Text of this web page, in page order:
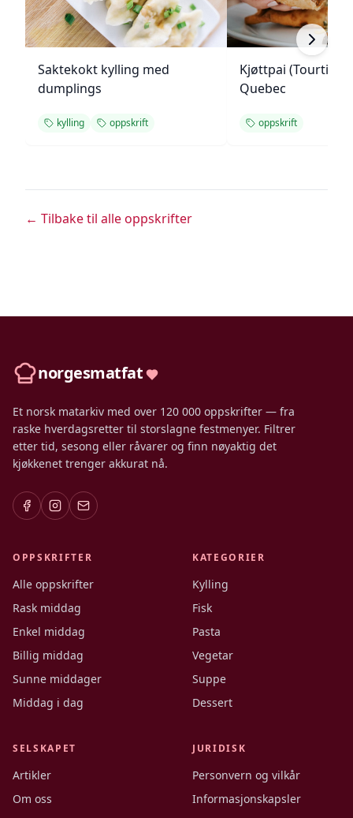
Saktekokt kylling med
dumplings
kylling oppskrift
Kjøttpai
Quebec
oppskrift
← Tilbake til alle oppskrifter
norgesmatfat
Et norsk matarkiv med over 120 000 oppskrifter — fra
raske hverdagsretter til storslagne festmenyer. Filtrer
etter tid, sesong eller råvarer og finn nøyaktig det
kjøkkenet trenger akkurat nå.
OPPSKRIFTER
Alle oppskrifter
Rask middag
Enkel middag
Billig middag
Sunne middager
Middag i dag
KATEGORIER
Kylling
Fisk
Pasta
Vegetar
Suppe
Dessert
SELSKAPET
Artikler
Om oss
JURIDISK
Personvern og vilkår
Informasjonskapsler